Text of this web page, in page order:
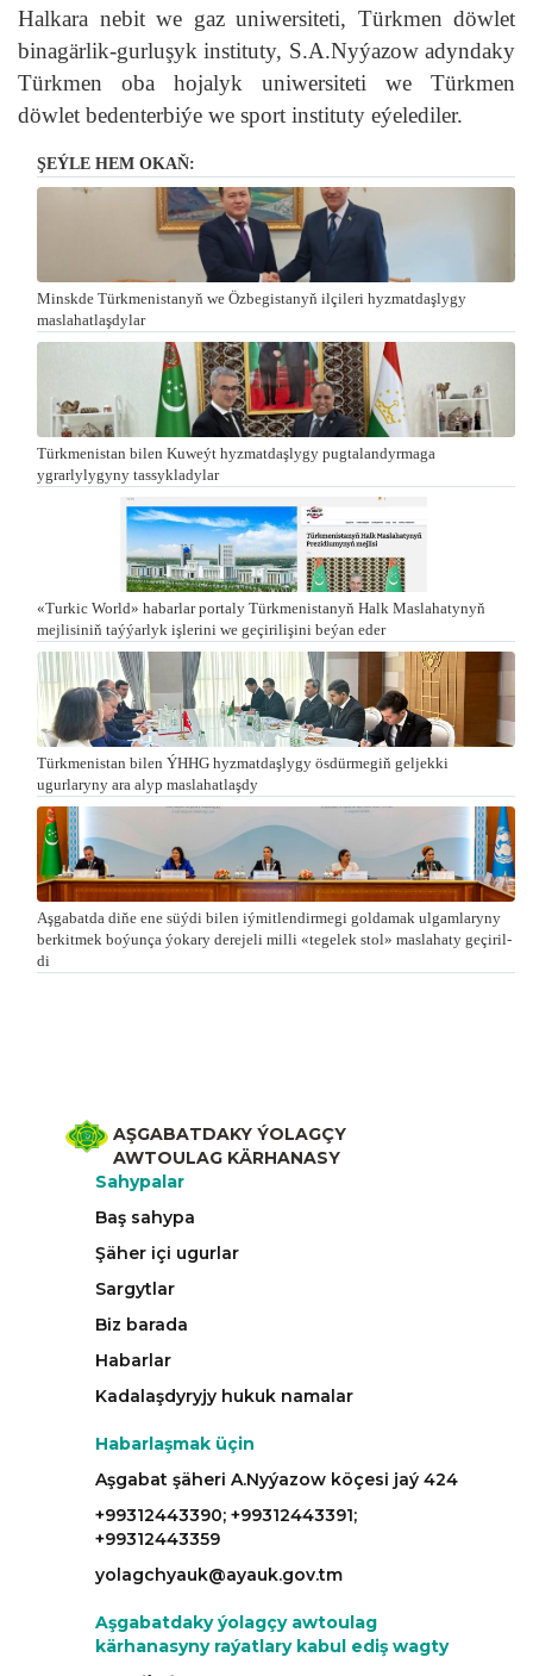
Halkara nebit we gaz uniwersiteti, Türkmen döwlet
binagärlik-gurluşyk instituty, S.A.Nyýazow adyndaky
Türkmen oba hojalyk uniwersiteti we Türkmen
döwlet bedenterbiýe we sport instituty eýelediler.
ŞEÝLE HEM OKAŇ:
Minskde Türkmenistanyň we Özbegistanyň ilçileri hyzmatdaşlygy
maslahatlaşdylar
Türkmenistan bilen Kuweýt hyzmatdaşlygy pugtalandyrmaga
ygrarlylygyny tassykladylar
«Turkic World» habarlar portaly Türkmenistanyň Halk Maslahatynyň
mejlisiniň taýýarlyk işlerini we geçirilişini beýan eder
Türkmenistan bilen ÝHHG hyzmatdaşlygy ösdürmegiň geljekki
ugurlaryny ara alyp maslahatlaşdy
Aşgabatda di­ňe ene süý­di bi­len iý­mit­len­dir­me­gi gol­da­mak ul­gam­la­ry­ny
ber­kit­mek bo­ýun­ça ýo­ka­ry de­re­je­li milli «te­ge­lek stol» mas­la­ha­ty ge­çi­ril­
di
AŞGABATDAKY ÝOLAGÇY
AWTOULAG KÄRHANASY
Sahypalar
Baş sahypa
Şäher içi ugurlar
Sargytlar
Biz barada
Habarlar
Kadalaşdyryjy hukuk namalar
Habarlaşmak üçin
Aşgabat şäheri A.Nyýazow köçesi jaý 424
+99312443390; +99312443391;
+99312443359
yolagchyauk@ayauk.gov.tm
Aşgabatdaky ýolagçy awtoulag
kärhanasyny raýatlary kabul ediş wagty